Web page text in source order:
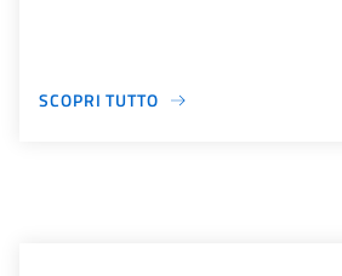
SCOPRI TUTTO